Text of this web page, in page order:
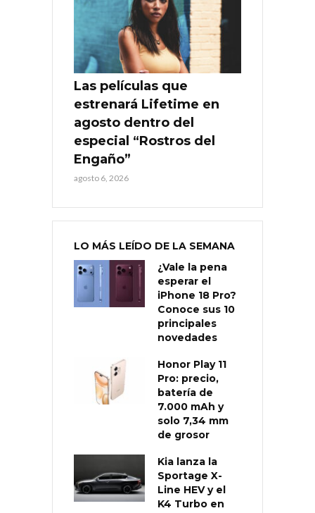
Las películas que
estrenará Lifetime en
agosto dentro del
especial “Rostros del
Engaño”
agosto 6, 2026
LO MÁS LEÍDO DE LA SEMANA
¿Vale la pena
esperar el
iPhone 18 Pro?
Conoce sus 10
principales
novedades
Honor Play 11
Pro: precio,
batería de
7.000 mAh y
solo 7,34 mm
de grosor
Kia lanza la
Sportage X-
Line HEV y el
K4 Turbo en